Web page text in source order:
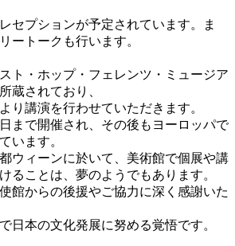
セプションが予定されています。ま
ートークも行います。
ト・ホップ・フェレンツ・ミュージア
蔵されており、
り講演を行わせていただきます。
まで開催され、その後もヨーロッパで
います。
ウィーンに於いて、美術館で個展や講
ることは、夢のようでもあります。
館からの後援やご協力に深く感謝いた
日本の文化発展に努める覚悟です。